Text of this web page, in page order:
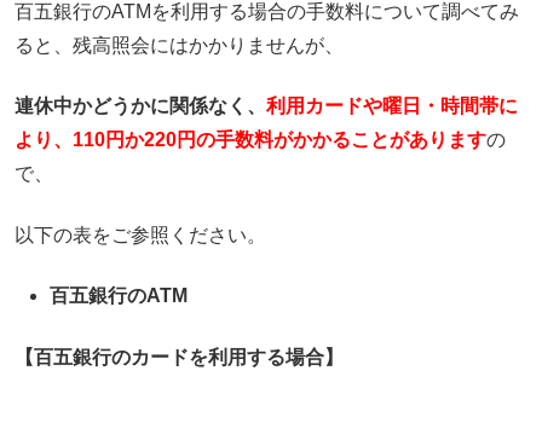
百五銀行のATMを利用する場合の手数料について調べてみ
ると、残高照会にはかかりませんが、
連休中かどうかに関係なく、 利用カードや曜日・時間帯に
より、110円か220円の手数料がかかることがありますの
で、
以下の表をご参照ください。
百五銀行のATM
【百五銀行のカードを利用する場合】